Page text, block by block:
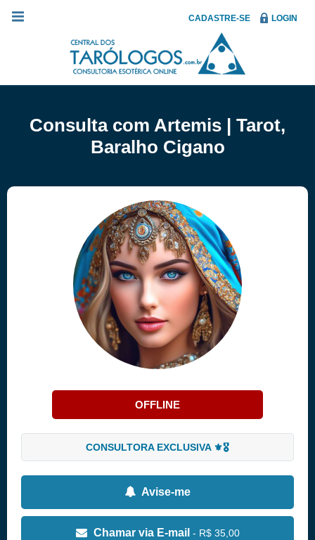
CADASTRE-SE LOGIN
Consulta com Artemis | Tarot,
Baralho Cigano
OFFLINE
CONSULTORA EXCLUSIVA ⚜️🎖️
Avise-me
Chamar via E-mail - R$ 35,00